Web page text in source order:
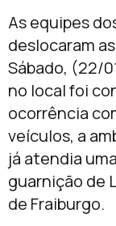
As equipes
deslocaram
Sábado, (22/
no local foi
ocorrência
veículos, a
já atendia
guarnição de
de Fraiburgo.